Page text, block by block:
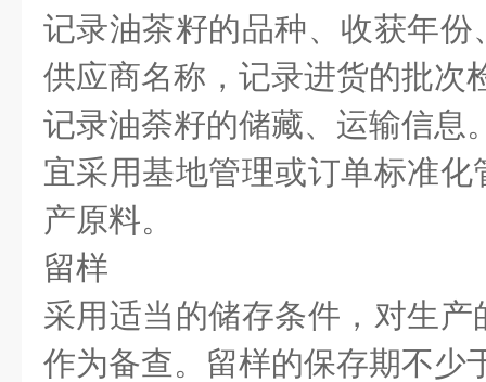
记录油茶籽的品种、收获年
供应商名称，记录进货的批次
记录油荼籽的储藏、运输信息
宜采用基地管理或订单标准
产原料。
留样
采用适当的储存条件，对生
作为备查。留样的保存期不少